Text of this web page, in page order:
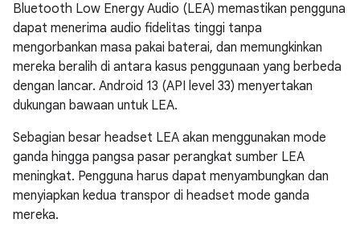
Bluetooth Low Energy Audio (LEA) memastikan pengguna
dapat menerima audio fidelitas tinggi tanpa
mengorbankan masa pakai baterai, dan memungkinkan
mereka beralih di antara kasus penggunaan yang berbeda
dengan lancar. Android 13 (API level 33) menyertakan
dukungan bawaan untuk LEA.
Sebagian besar headset LEA akan menggunakan mode
ganda hingga pangsa pasar perangkat sumber LEA
meningkat. Pengguna harus dapat menyambungkan dan
menyiapkan kedua transpor di headset mode ganda
mereka.